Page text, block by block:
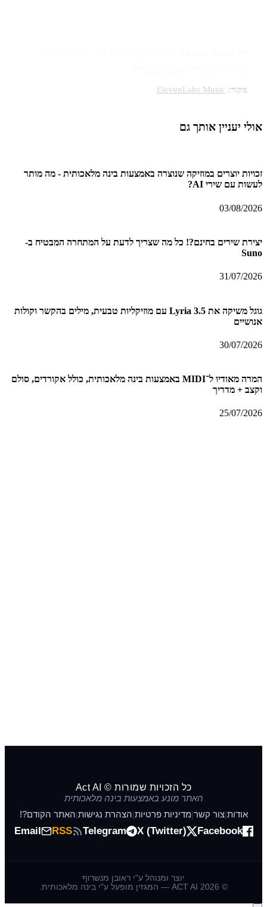
מקור: ElevenLabs Music
אולי יעניין אותך גם
זכויות יוצרים במוזיקה שנוצרה באמצעות בינה מלאכותית - מה מותר
לעשות עם שירי AI?
03/08/2026
יצירת שירים בחינם?! כל מה שצריך לדעת על המתחרה המבטיח ב-
Suno
31/07/2026
גוגל משיקה את Lyria 3.5 עם מוזיקליות טבעית, מילים בהקשר וקולות
אנושיים
30/07/2026
המרה מאודיו ל־MIDI באמצעות בינה מלאכותית, כולל אקורדים, סולם
וקצב + מדריך
25/07/2026
כל הזכויות שמורות © Act AI
האתר מונע באמצעות בינה מלאכותית
אודות|צור קשר|מדיניות פרטיות|הצהרת נגישות|האתר הקודם?!
Facebook
X (Twitter)
Telegram
RSS
Email
יוצר ומנוהל ע"י ראובן מנשרוף
© 2026 ACT AI — המגזין מופעל ע"י בינה מלאכותית.